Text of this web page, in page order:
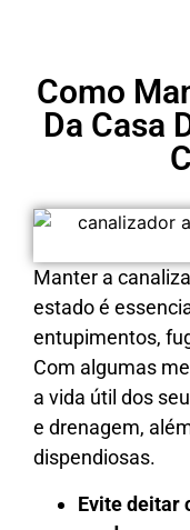
Como
Da Casa
Manter a
estado é
entupimentos,
Com algumas
a vida útil dos
e drenagem,
dispendiosas.
Evite deitar